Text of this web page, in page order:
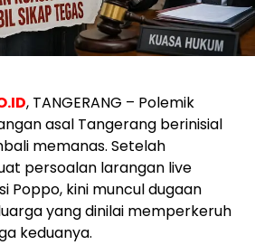
, TANGERANG – Polemik
asal Tangerang berinisial
memanas. Setelah
persoalan larangan live
Poppo, kini muncul dugaan
yang dinilai memperkeruh
keduanya.